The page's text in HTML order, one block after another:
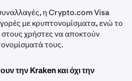
η Crypto.com Visa
με κρυπτονομίσματα, ενώ το
χρήστες να αποκτούν
τους.
την Kraken και όχι την